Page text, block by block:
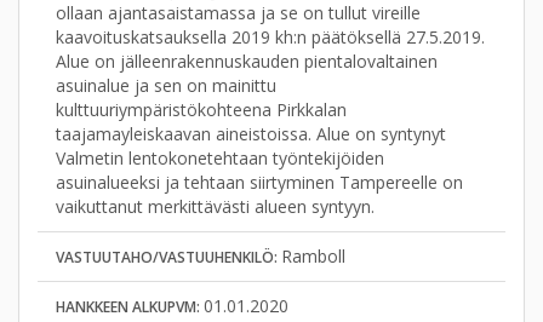
ollaan ajantasaistamassa ja se on tullut vireille
kaavoituskatsauksella 2019 kh:n päätöksellä 27.5.2019.
Alue on jälleenrakennuskauden pientalovaltainen
asuinalue ja sen on mainittu
kulttuuriympäristökohteena Pirkkalan
taajamayleiskaavan aineistoissa. Alue on syntynyt
Valmetin lentokonetehtaan työntekijöiden
asuinalueeksi ja tehtaan siirtyminen Tampereelle on
vaikuttanut merkittävästi alueen syntyyn.
VASTUUTAHO/VASTUUHENKILÖ: Ramboll
HANKKEEN ALKUPVM: 01.01.2020